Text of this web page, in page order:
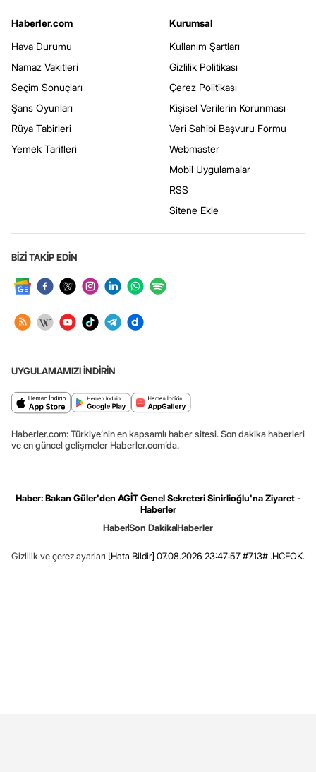
Haberler.com
Hava Durumu
Namaz Vakitleri
Seçim Sonuçları
Şans Oyunları
Rüya Tabirleri
Yemek Tarifleri
Kurumsal
Kullanım Şartları
Gizlilik Politikası
Çerez Politikası
Kişisel Verilerin Korunması
Veri Sahibi Başvuru Formu
Webmaster
Mobil Uygulamalar
RSS
Sitene Ekle
BİZİ TAKİP EDİN
UYGULAMAMIZI İNDİRİN
Haberler.com: Türkiye’nin en kapsamlı haber sitesi. Son dakika haberleri
ve en güncel gelişmeler Haberler.com’da.
Haber: Bakan Güler'den AGİT Genel Sekreteri Sinirlioğlu'na Ziyaret -
Haberler
HaberSon DakikaHaberler
Gizlilik ve çerez ayarları [Hata Bildir] 07.08.2026 23:47:57 #7.13# .HCFOK.